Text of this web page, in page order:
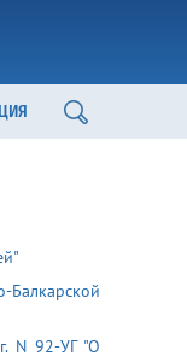
N 92-УГ "О